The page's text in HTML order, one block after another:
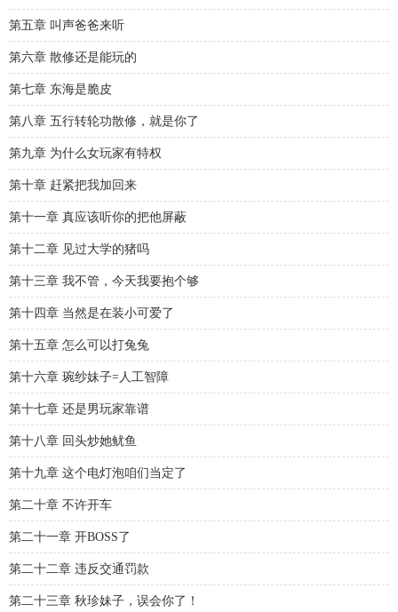
第五章 叫声爸爸来听
第六章 散修还是能玩的
第七章 东海是脆皮
第八章 五行转轮功散修，就是你了
第九章 为什么女玩家有特权
第十章 赶紧把我加回来
第十一章 真应该听你的把他屏蔽
第十二章 见过大学的猪吗
第十三章 我不管，今天我要抱个够
第十四章 当然是在装小可爱了
第十五章 怎么可以打兔兔
第十六章 琬纱妹子=人工智障
第十七章 还是男玩家靠谱
第十八章 回头炒她鱿鱼
第十九章 这个电灯泡咱们当定了
第二十章 不许开车
第二十一章 开BOSS了
第二十二章 违反交通罚款
第二十三章 秋珍妹子，误会你了！